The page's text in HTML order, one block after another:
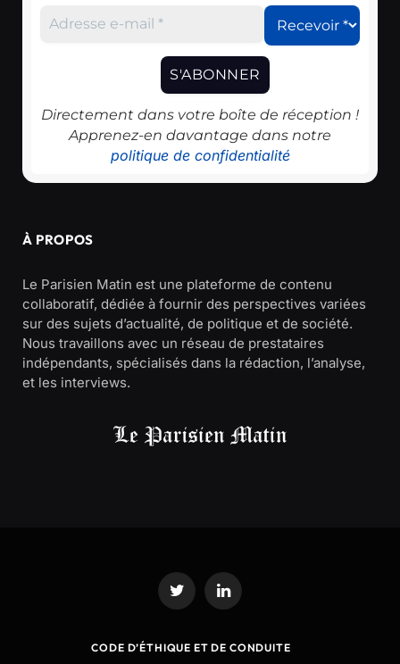
Directement dans votre boîte de réception !
Apprenez-en davantage dans notre
politique de confidentialité
À PROPOS
Le Parisien Matin est une plateforme de contenu
collaboratif, dédiée à fournir des perspectives variées
sur des sujets d’actualité, de politique et de société.
Nous travaillons avec un réseau de prestataires
indépendants, spécialisés dans la rédaction, l’analyse,
et les interviews.
Twitter LinkedIn
CODE D’ÉTHIQUE ET DE CONDUITE